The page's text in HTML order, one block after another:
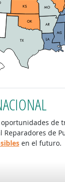
oportunidades de
Reparadores de
en el futuro.